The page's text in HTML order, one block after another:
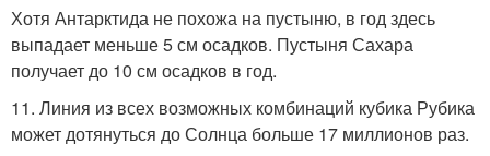
Хотя Антарктида не похожа на пустыню, в год здесь
выпадает меньше 5 см осадков. Пустыня Сахара
получает до 10 см осадков в год.
11. Линия из всех возможных комбинаций кубика Рубика
может дотянуться до Солнца больше 17 миллионов раз.